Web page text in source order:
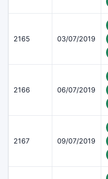
2165 03/07/2019
2166 06/07/2019
2167 09/07/2019